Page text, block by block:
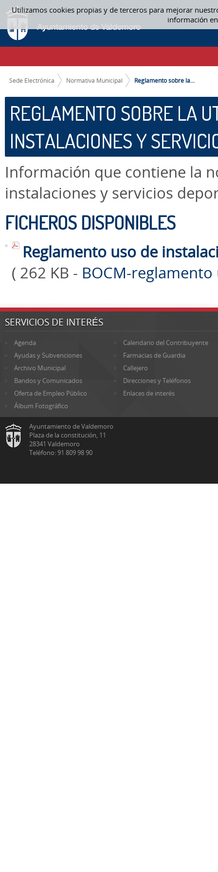
Utilizamos cookies propias y de terceros para mejorar
información
Saltar al contenido
REGLAMENTO SOBRE LA UTILIZACIÓN DE LAS INSTALACIONES Y
CAMINO DE MIGAS
Sede Electrónica Normativa Municipal Reglamento sobre la...
REGLAMENTO SOBRE LA
INSTALACIONES Y
Información que contiene la
instalaciones y servicios
FICHEROS DISPONIBLES
Reglamento uso de
( 262 KB - BOCM-
SERVICIOS DE INTERÉS
Agenda
Calendario del Contribuyente
Ayudas y Subvenciones
Farmacias de Guardia
Archivo Municipal
Callejero
Bandos y Comunicados
Direcciones y Teléfonos
Oferta de Empleo Público
Enlaces de interés
Álbum Fotográfico
Ayuntamiento de Valdemoro
Plaza de la constitución, 11
28341 Valdemoro
Teléfono: 91 809 98 90